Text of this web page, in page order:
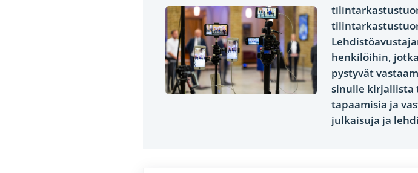
henkilöihin,
pystyvät
sinulle kirjallista
tapaamisia ja
julkaisuja ja